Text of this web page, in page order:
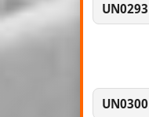
UN0293
UN0300